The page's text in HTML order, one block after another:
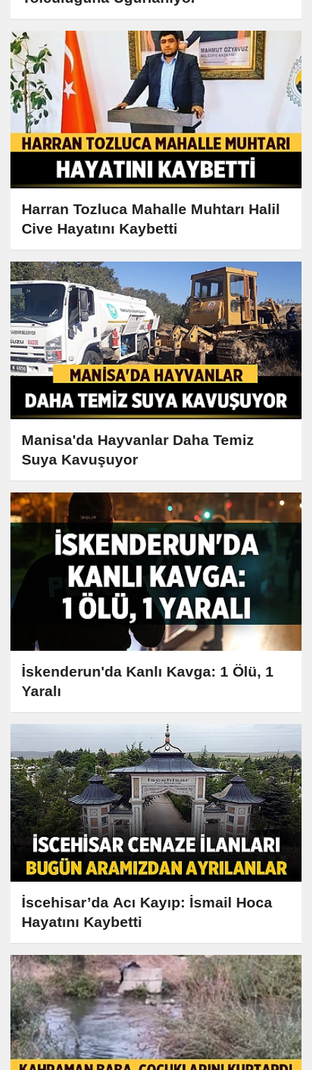
Harran Tozluca Mahalle Muhtarı Halil
Cive Hayatını Kaybetti
Manisa'da Hayvanlar Daha Temiz
Suya Kavuşuyor
İskenderun'da Kanlı Kavga: 1 Ölü, 1
Yaralı
İscehisar’da Acı Kayıp: İsmail Hoca
Hayatını Kaybetti